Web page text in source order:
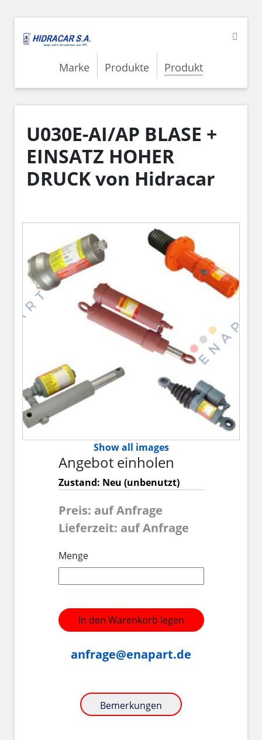
Marke Produkte Produkt
U030E-AI/AP BLASE +
EINSATZ HOHER
DRUCK von Hidracar
Show all images
Angebot einholen
Zustand: Neu (unbenutzt)
Preis: auf Anfrage
Lieferzeit: auf Anfrage
Menge
In den Warenkorb legen
anfrage@enapart.de
Bemerkungen